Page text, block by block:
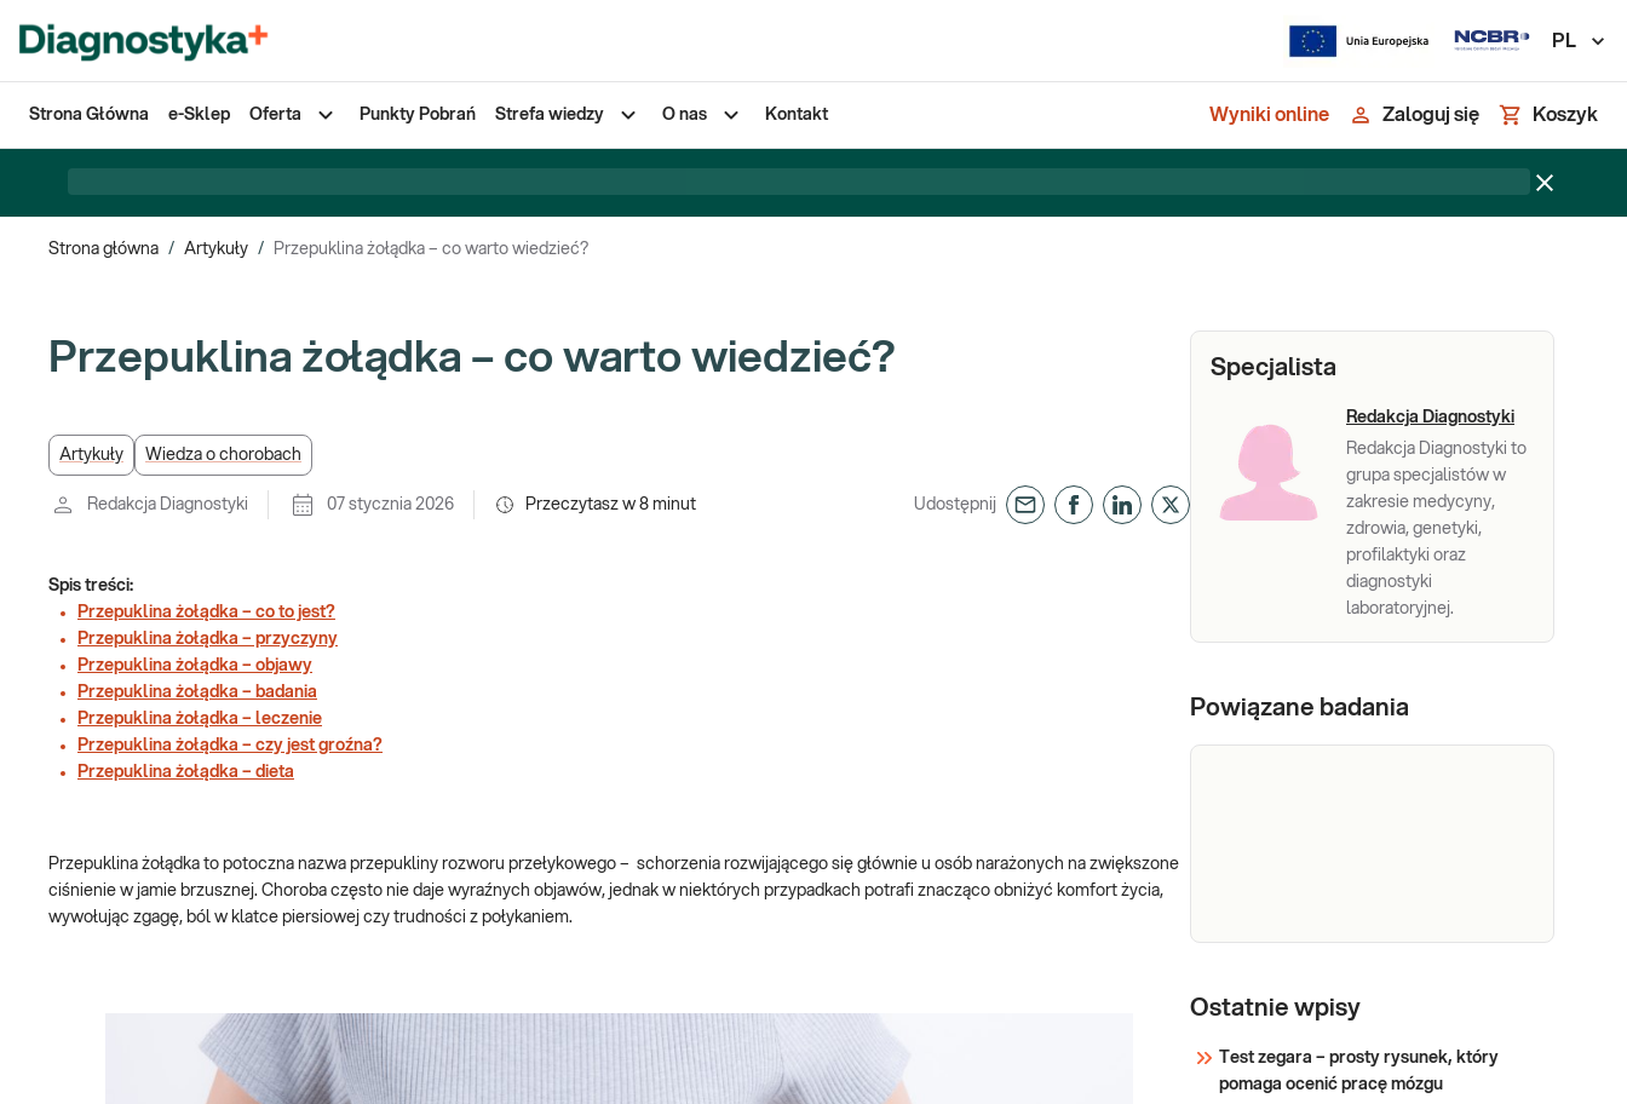
PL
Strona Główna e-Sklep Oferta Punkty Pobrań Strefa wiedzy O nas Kontakt Wyniki online Zaloguj się Koszyk
Strona główna / Artykuły / Przepuklina żołądka – co warto wiedzieć?
Przepuklina żołądka – co warto wiedzieć?
Artykuły Wiedza o chorobach
Redakcja Diagnostyki 07 stycznia 2026 Przeczytasz w 8 minut Udostępnij
Spis treści:
Przepuklina żołądka – co to jest?
Przepuklina żołądka – przyczyny
Przepuklina żołądka – objawy
Przepuklina żołądka – badania
Przepuklina żołądka – leczenie
Przepuklina żołądka – czy jest groźna?
Przepuklina żołądka – dieta
Przepuklina żołądka to potoczna nazwa przepukliny rozworu przełykowego – schorzenia rozwijającego się głównie u osób narażonych na zwiększone
ciśnienie w jamie brzusznej. Choroba często nie daje wyraźnych objawów, jednak w niektórych przypadkach potrafi znacząco obniżyć komfort życia,
wywołując zgagę, ból w klatce piersiowej czy trudności z połykaniem.
Specjalista
Redakcja Diagnostyki
Redakcja Diagnostyki to
grupa specjalistów w
zakresie medycyny,
zdrowia, genetyki,
profilaktyki oraz
diagnostyki
laboratoryjnej.
Powiązane badania
pylori - test
oddechowy. Test
pylori INFAI wykrywający
obecność żywej bakterii H.
Sprawdź
Ostatnie wpisy
Test zegara – prosty rysunek, który
pomaga ocenić pracę mózgu